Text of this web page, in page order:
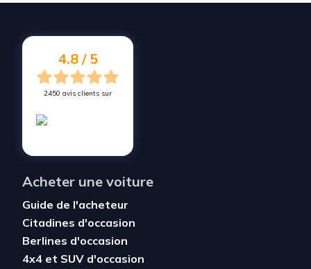
4.8 / 5
2450 avis clients sur
Acheter une voiture
Guide de l'acheteur
Citadines d'occasion
Berlines d'occasion
4x4 et SUV d'occasion